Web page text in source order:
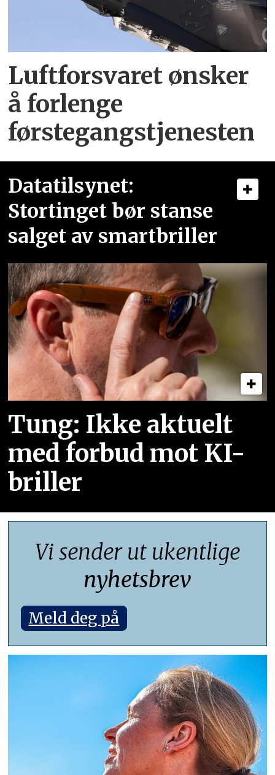
Luftforsvaret ønsker
å forlenge
førstegangstjenesten
Datatilsynet:
Stortinget bør stanse
salget av smartbriller
Tung: Ikke aktuelt
med forbud mot KI-
briller
Vi sender ut ukentlige
nyhetsbrev
Meld deg på